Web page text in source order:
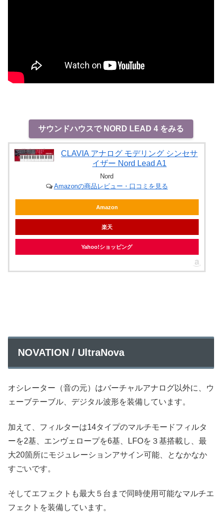
サウンドハウスで NORD LEAD 4 をみる
CLAVIA アナログ モデリング シンセサ
イザー Nord Lead A1
Nord
Amazonの商品レビュー・口コミを見る
Amazon
楽天
Yahoo!ショッピング
NOVATION / UltraNova
オシレーター（音の元）はバーチャルアナログ以外に、ウ
ェーブテーブル、デジタル波形を装備しています。
加えて、フィルターは14タイプのマルチモードフィルタ
ーを2基、エンヴェロープを6基、LFOを３基搭載し、最
大20箇所にモジュレーションアサイン可能、となかなか
すごいです。
そしてエフェクトも最大５台まで同時使用可能なマルチエ
フェクトを装備しています。